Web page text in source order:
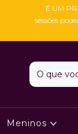
É UM
sessões
Meninos